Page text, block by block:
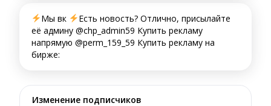
Мы вк
Есть новость? Отлично, присылайте
её админу @chp_admin59 Купить рекламу
напрямую @perm_159_59 Купить рекламу на
бирже:
Изменение подписчиков